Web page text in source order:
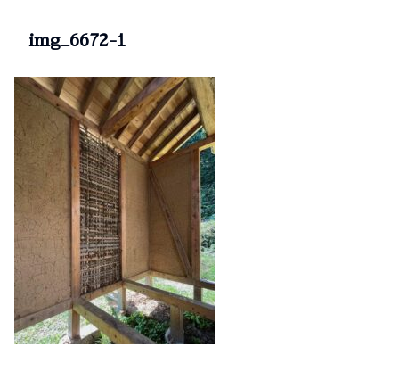
img_6672-1